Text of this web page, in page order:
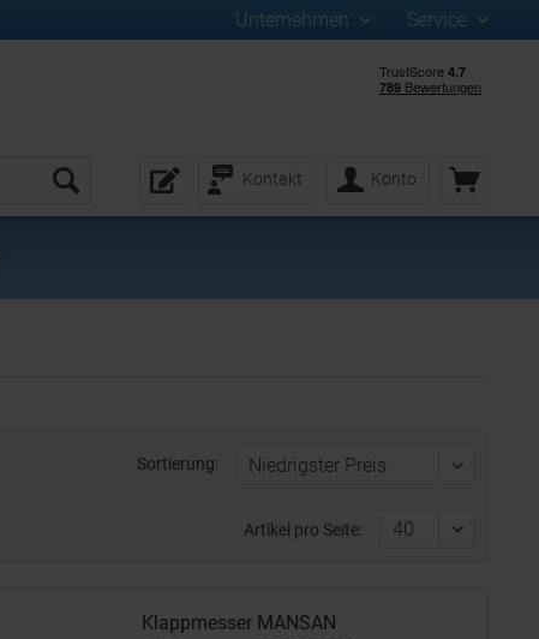
Unternehmen Service
Kontakt Konto
Sortierung:
Artikel pro Seite:
Klappmesser MANSAN